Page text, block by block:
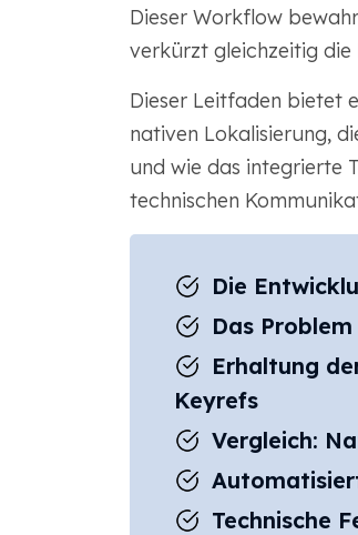
Dieser Workflow
verkürzt gleichzeitig
Dieser Leitfaden bietet
nativen Lokalisierung,
und wie das integrierte
technischen
Die
Das
Erhaltung
Keyrefs
Vergleich:
Technische